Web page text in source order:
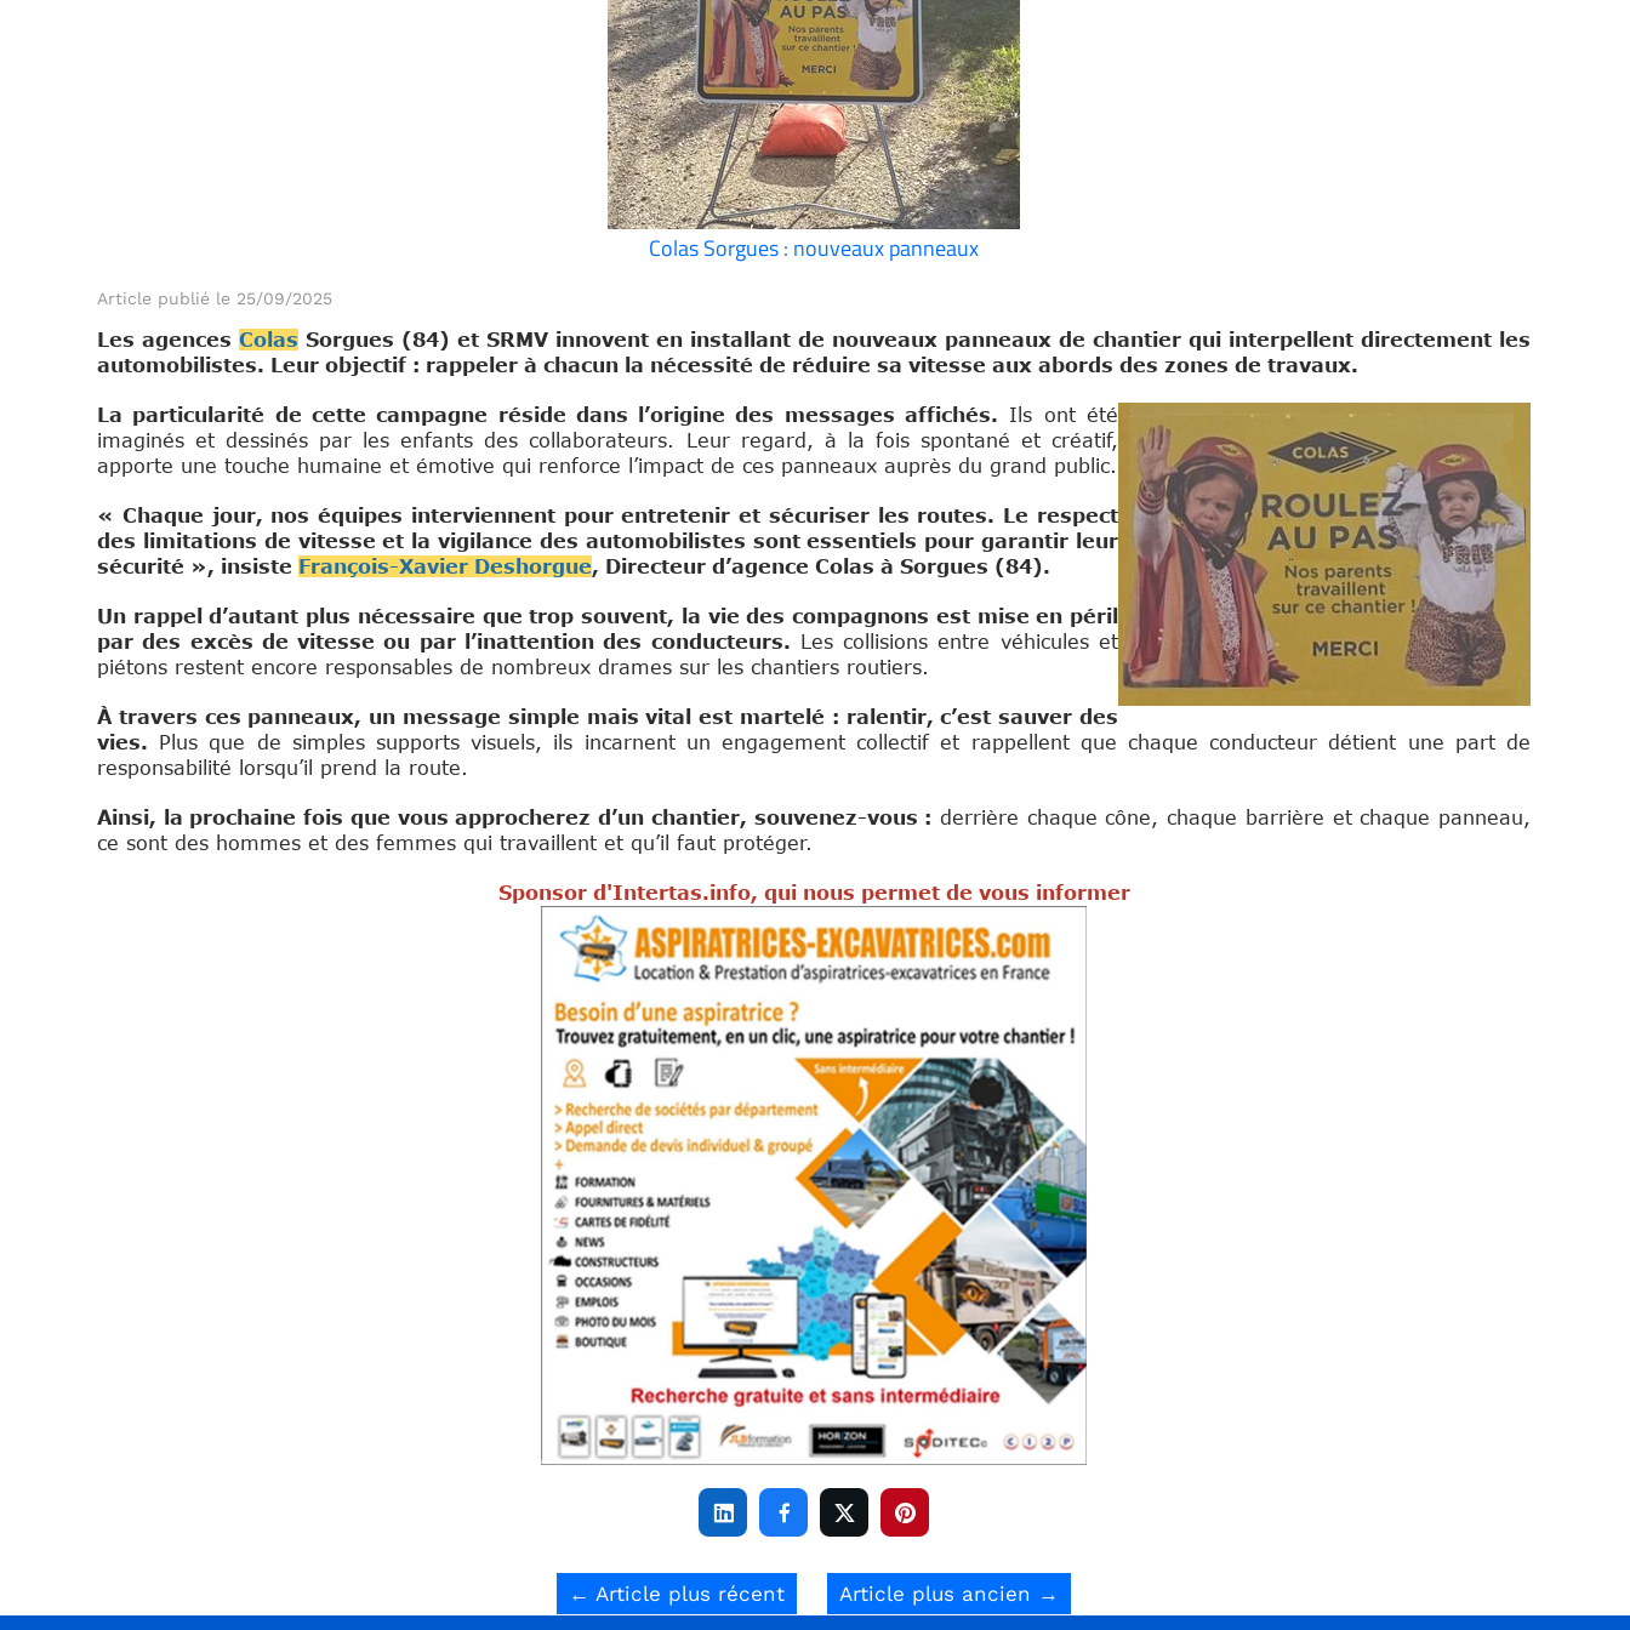
Colas Sorgues : nouveaux panneaux
Article publié le 25/09/2025
Les agences Colas Sorgues (84) et SRMV innovent en installant de nouveaux panneaux de chantier qui interpellent directement les
automobilistes. Leur objectif : rappeler à chacun la nécessité de réduire sa vitesse aux abords des zones de travaux.
La particularité de cette campagne réside dans l’origine des messages affichés. Ils ont été
imaginés et dessinés par les enfants des collaborateurs. Leur regard, à la fois spontané et créatif,
apporte une touche humaine et émotive qui renforce l’impact de ces panneaux auprès du grand public.
« Chaque jour, nos équipes interviennent pour entretenir et sécuriser les routes. Le respect
des limitations de vitesse et la vigilance des automobilistes sont essentiels pour garantir leur
sécurité », insiste François-Xavier Deshorgue, Directeur d’agence Colas à Sorgues (84).
Un rappel d’autant plus nécessaire que trop souvent, la vie des compagnons est mise en péril
par des excès de vitesse ou par l’inattention des conducteurs. Les collisions entre véhicules et
piétons restent encore responsables de nombreux drames sur les chantiers routiers.
À travers ces panneaux, un message simple mais vital est martelé : ralentir, c’est sauver des
vies. Plus que de simples supports visuels, ils incarnent un engagement collectif et rappellent que chaque conducteur détient une part de
responsabilité lorsqu’il prend la route.
Ainsi, la prochaine fois que vous approcherez d’un chantier, souvenez-vous : derrière chaque cône, chaque barrière et chaque panneau,
ce sont des hommes et des femmes qui travaillent et qu’il faut protéger.
Sponsor d'Intertas.info, qui nous permet de vous informer
   
← Article plus récent Article plus ancien →